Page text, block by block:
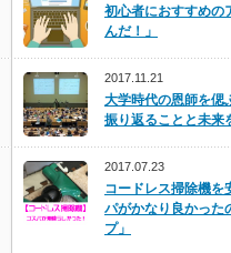
初心者におすすめの
んだ！」
2017.11.21
大学時代の恩師を偲
振り返ることと未来
2017.07.23
コードレス掃除機を
パがかなり良かった
プ」